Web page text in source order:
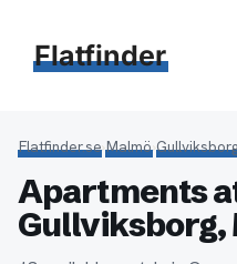
innehåll
Flatfinder
Flatfinder.se›Malmö›
Apartments
Gullviksborg,